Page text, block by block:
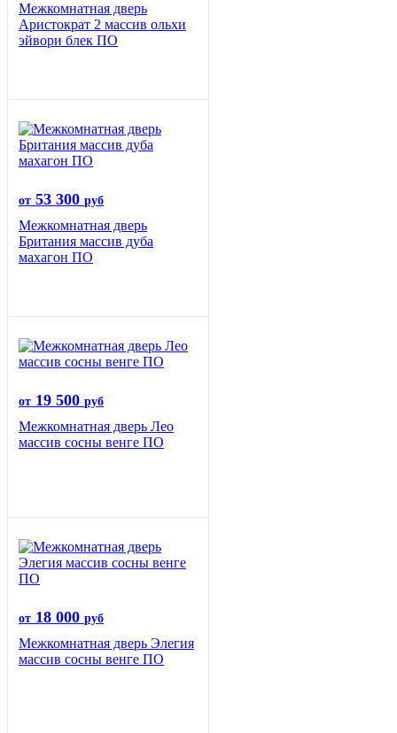
Межкомнатная дверь
Аристократ 2 массив ольхи
эйвори блек ПО
от 53 300 руб
Межкомнатная дверь
Британия массив дуба
махагон ПО
от 19 500 руб
Межкомнатная дверь Лео
массив сосны венге ПО
от 18 000 руб
Межкомнатная дверь Элегия
массив сосны венге ПО